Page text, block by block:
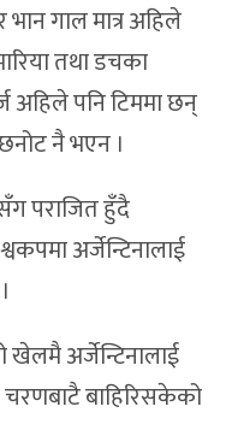
गाल मात्र अहिले
तथा डचका
अहिले पनि टिममा छन्
नै भएन ।
पराजित हुँदै
अर्जेन्टिनालाई
अर्जेन्टिनालाई
बाहिरिसकेको